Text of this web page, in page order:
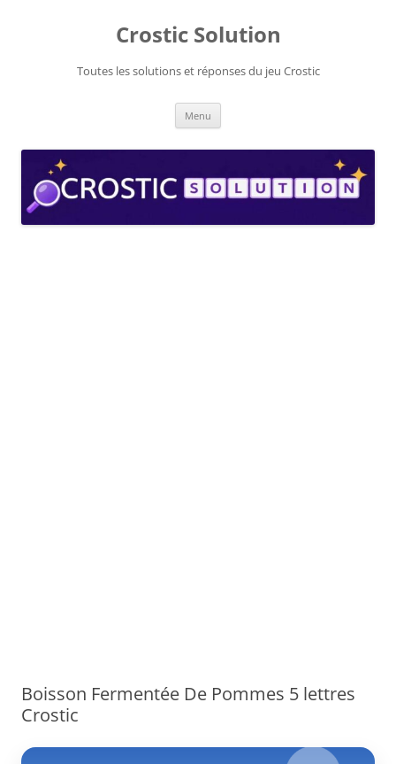
Crostic Solution
Toutes les solutions et réponses du jeu Crostic
Menu
Boisson Fermentée De Pommes 5 lettres
Crostic